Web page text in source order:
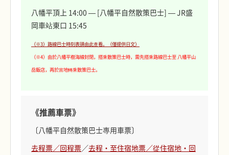
八幡平頂上 14:00 — [八幡平自然散策巴士] — JR盛
岡車站東口 15:45
（※3）路線巴士時刻表請由此查看。（僅提供日文）
（※4）由於八幡平樹海線封閉，搭乘散策巴士時，需先搭乘路線巴士至 八幡平山
岳飯店，再於當地轉乘散策巴士。
《推薦車票》
〔八幡平自然散策巴士專用車票〕
去程票／回程票／去程・至住宿地票／從住宿地・回